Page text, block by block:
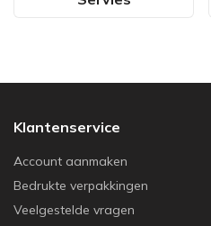
Klantenservice
Account aanmaken
Bedrukte verpakkingen
Veelgestelde vragen